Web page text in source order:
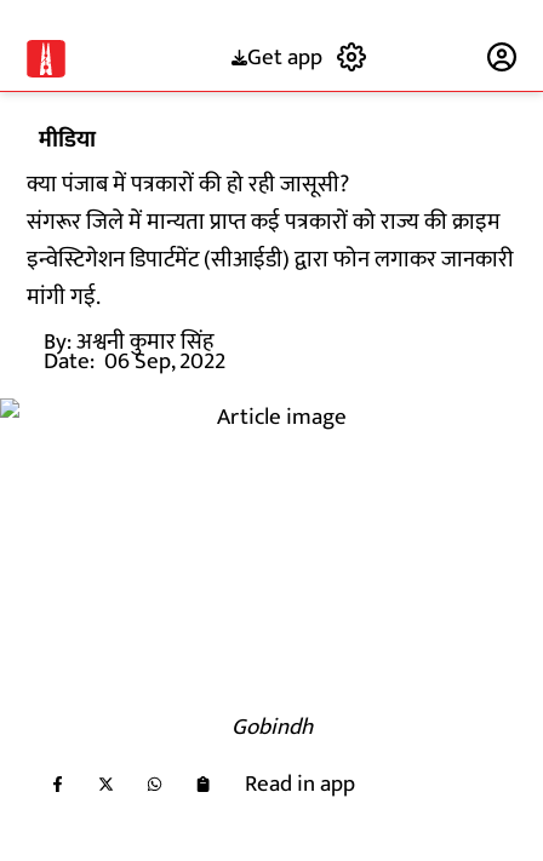
Get app
मीडिया
क्या पंजाब में पत्रकारों की हो रही जासूसी?
संगरूर जिले में मान्यता प्राप्त कई पत्रकारों को राज्य की क्राइम
इन्वेस्टिगेशन डिपार्टमेंट (सीआईडी) द्वारा फोन लगाकर जानकारी
मांगी गई.
By:अश्वनी कुमार सिंह
Date: 06 Sep, 2022
Gobindh
Read in app